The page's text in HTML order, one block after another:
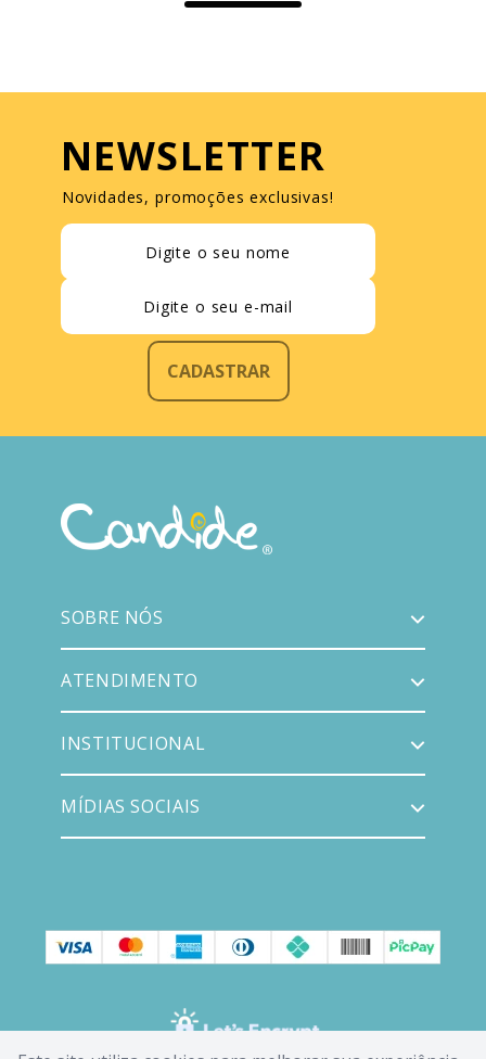
NEWSLETTER
Novidades, promoções exclusivas!
CADASTRAR
SOBRE NÓS
ATENDIMENTO
INSTITUCIONAL
MÍDIAS SOCIAIS